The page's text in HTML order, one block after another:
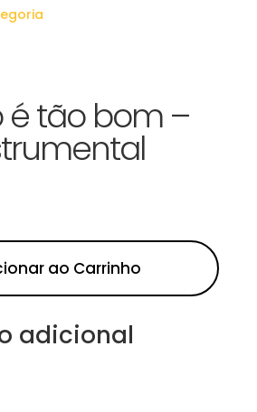
é tão bom –
ao Carrinho
adicional